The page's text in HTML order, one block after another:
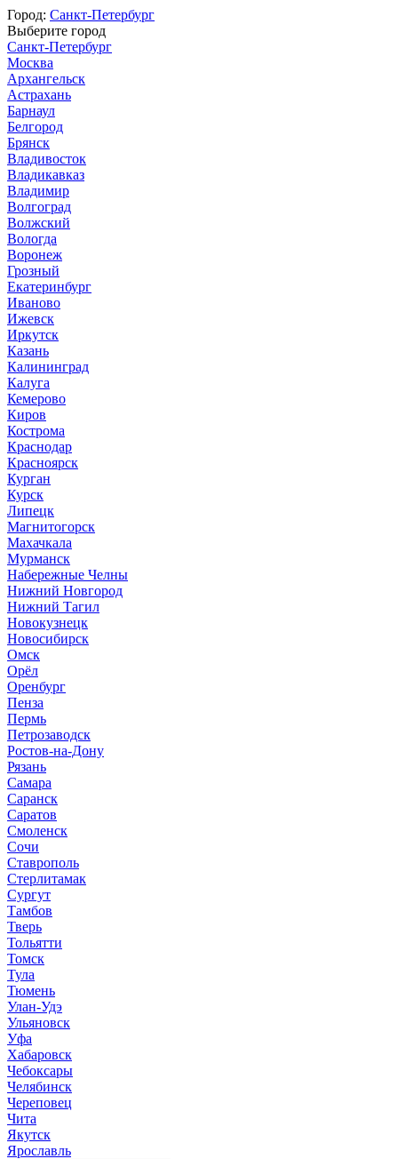
Город: Санкт-Петербург
Выберите город
Санкт-Петербург
Москва
Архангельск
Астрахань
Барнаул
Белгород
Брянск
Владивосток
Владикавказ
Владимир
Волгоград
Волжский
Вологда
Воронеж
Грозный
Екатеринбург
Иваново
Ижевск
Иркутск
Казань
Калининград
Калуга
Кемерово
Киров
Кострома
Краснодар
Красноярск
Курган
Курск
Липецк
Магнитогорск
Махачкала
Мурманск
Набережные Челны
Нижний Новгород
Нижний Тагил
Новокузнецк
Новосибирск
Омск
Орёл
Оренбург
Пенза
Пермь
Петрозаводск
Ростов-на-Дону
Рязань
Самара
Саранск
Саратов
Смоленск
Сочи
Ставрополь
Стерлитамак
Сургут
Тамбов
Тверь
Тольятти
Томск
Тула
Тюмень
Улан-Удэ
Ульяновск
Уфа
Хабаровск
Чебоксары
Челябинск
Череповец
Чита
Якутск
Ярославль